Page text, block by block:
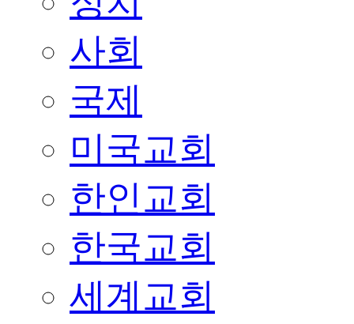
사회
국제
미국교회
한인교회
한국교회
세계교회